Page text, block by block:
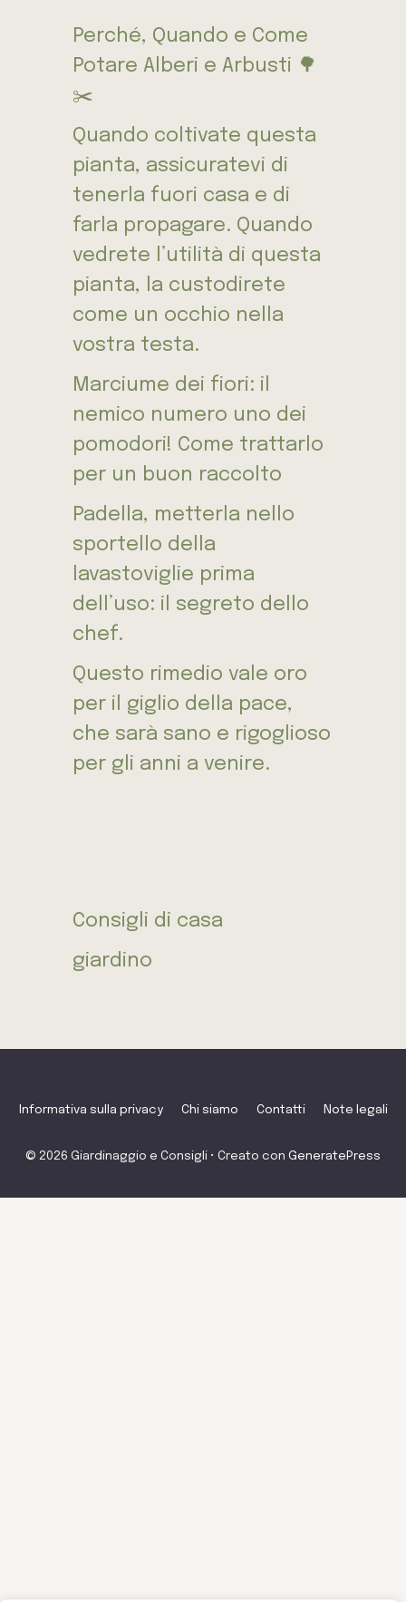
Perché, Quando e Come
Potare Alberi e Arbusti 🌳
✂️
Quando coltivate questa
pianta, assicuratevi di
tenerla fuori casa e di
farla propagare. Quando
vedrete l’utilità di questa
pianta, la custodirete
come un occhio nella
vostra testa.
Marciume dei fiori: il
nemico numero uno dei
pomodori! Come trattarlo
per un buon raccolto
Padella, metterla nello
sportello della
lavastoviglie prima
dell’uso: il segreto dello
chef.
Questo rimedio vale oro
per il giglio della pace,
che sarà sano e rigoglioso
per gli anni a venire.
Consigli di casa
giardino
Informativa sulla privacy Chi siamo Contatti Note legali
© 2026 Giardinaggio e Consigli • Creato con GeneratePress